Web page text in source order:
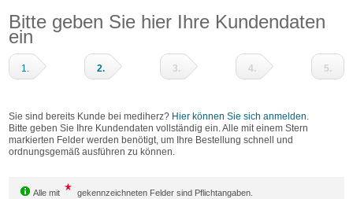
Bitte geben Sie hier Ihre Kundendaten
ein
1. 2. 3. 4.
und
Bestellen
5.
Sie sind bereits Kunde bei mediherz? Hier können Sie sich anmelden.
Bitte geben Sie Ihre Kundendaten vollständig ein. Alle mit einem Stern
markierten Felder werden benötigt, um Ihre Bestellung schnell und
ordnungsgemäß ausführen zu können.
Alle mit gekennzeichneten Felder sind Pflichtangaben.